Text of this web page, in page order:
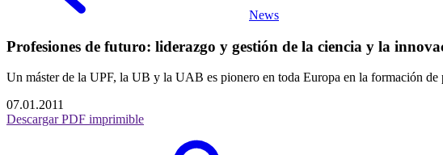
News
Profesiones de futuro: liderazgo y gestión de la ciencia y la
Un máster de la UPF, la UB y la UAB es pionero en toda Europa en la formación
07.01.2011
Descargar PDF imprimible